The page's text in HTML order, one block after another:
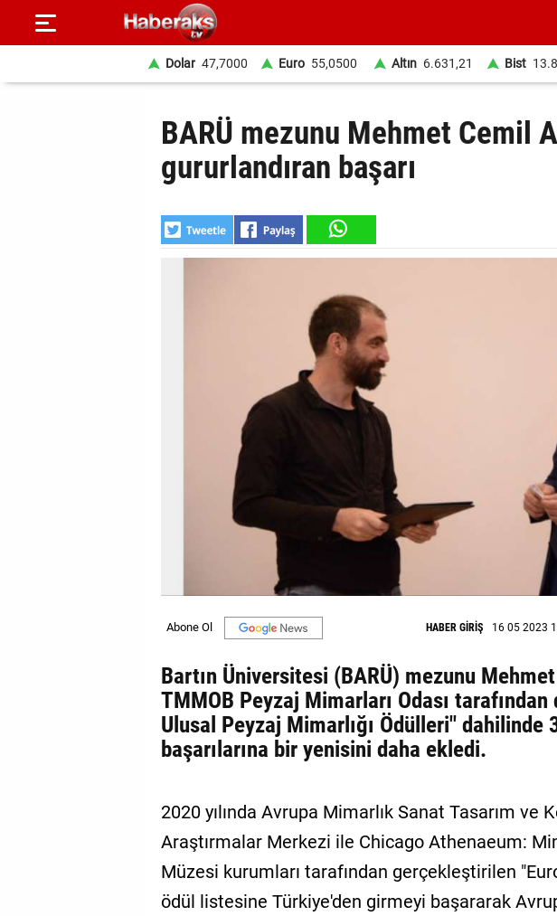
Dolar 47,7000 Euro 55,0500 Altın 6.631,21 Bist
BARÜ mezunu Mehmet Cemil
gururlandıran başarı
HABER GİRİŞ 16 05 2023
Bartın Üniversitesi (BARÜ) mezunu
TMMOB Peyzaj Mimarları Odası
Ulusal Peyzaj Mimarlığı Ödülleri" dahilinde
başarılarına bir yenisini daha ekledi.
2020 yılında Avrupa Mimarlık Sanat Tasarım ve
Araştırmalar Merkezi ile Chicago Athenaeum:
Müzesi kurumları tarafından gerçekleştirilen
ödül listesine Türkiye'den girmeyi başararak